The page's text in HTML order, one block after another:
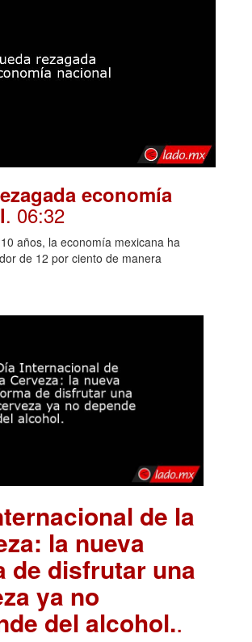
economía
. 06:32
años, la economía mexicana ha
de 12 por ciento de manera
de la
la nueva
de disfrutar una
ya no
del alcohol..